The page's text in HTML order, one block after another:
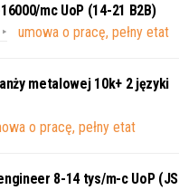
mc UoP (14-21 B2B)
umowa o pracę, pełny etat
metalowej 10k+ 2 języki
o pracę, pełny etat
8-14 tys/m-c UoP (JS